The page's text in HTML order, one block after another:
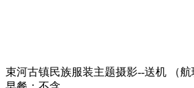
束河古镇民族服装主题摄影--送机 （航